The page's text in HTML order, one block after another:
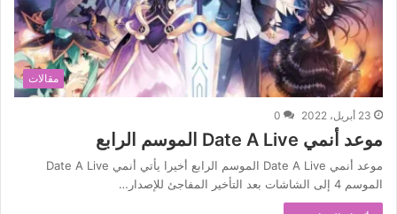
مقالات
23 أبريل، 2022 0
موعد أنمي Date A Live الموسم الرابع
موعد أنمي Date A Live الموسم الرابع أخيرا يأتي أنمي Date A Live
الموسم 4 إلى الشاشات بعد التأخير المفاجئ للإصدار…